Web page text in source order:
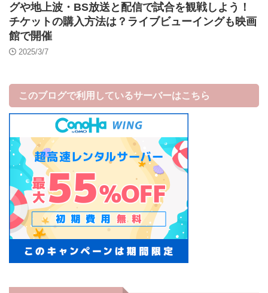
グや地上波・BS放送と配信で試合を観戦しよう！
チケットの購入方法は？ライブビューイングも映画
館で開催
2025/3/7
このブログで利用しているサーバーはこちら